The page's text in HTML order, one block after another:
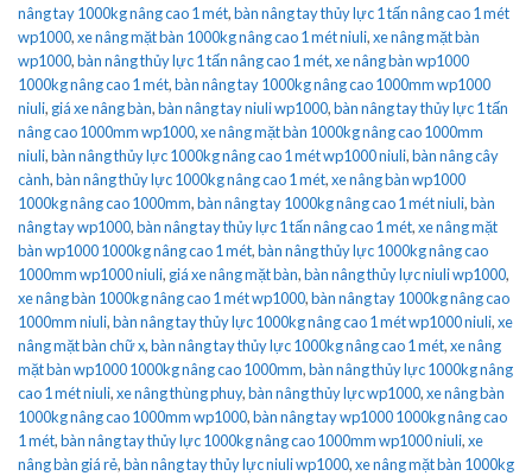
nâng tay 1000kg nâng cao 1 mét,bàn nâng tay thủy lực 1 tấn nâng cao 1 mét
wp1000,xe nâng mặt bàn 1000kg nâng cao 1 mét niuli,xe nâng mặt bàn
wp1000,bàn nâng thủy lực 1 tấn nâng cao 1 mét,xe nâng bàn wp1000
1000kg nâng cao 1 mét,bàn nâng tay 1000kg nâng cao 1000mm wp1000
niuli, giá xe nâng bàn,bàn nâng tay niuli wp1000,bàn nâng tay thủy lực 1 tấn
nâng cao 1000mm wp1000,xe nâng mặt bàn 1000kg nâng cao 1000mm
niuli,bàn nâng thủy lực 1000kg nâng cao 1 mét wp1000 niuli,bàn nâng cây
cành,bàn nâng thủy lực 1000kg nâng cao 1 mét,xe nâng bàn wp1000
1000kg nâng cao 1000mm,bàn nâng tay 1000kg nâng cao 1 mét niuli,bàn
nâng tay wp1000,bàn nâng tay thủy lực 1 tấn nâng cao 1 mét,xe nâng mặt
bàn wp1000 1000kg nâng cao 1 mét,bàn nâng thủy lực 1000kg nâng cao
1000mm wp1000 niuli, giá xe nâng mặt bàn,bàn nâng thủy lực niuli wp1000,
xe nâng bàn 1000kg nâng cao 1 mét wp1000,bàn nâng tay 1000kg nâng cao
1000mm niuli,bàn nâng tay thủy lực 1000kg nâng cao 1 mét wp1000 niuli,xe
nâng mặt bàn chữ x,bàn nâng tay thủy lực 1000kg nâng cao 1 mét,xe nâng
mặt bàn wp1000 1000kg nâng cao 1000mm,bàn nâng thủy lực 1000kg nâng
cao 1 mét niuli,xe nâng thùng phuy,bàn nâng thủy lực wp1000,xe nâng bàn
1000kg nâng cao 1000mm wp1000,bàn nâng tay wp1000 1000kg nâng cao
1 mét,bàn nâng tay thủy lực 1000kg nâng cao 1000mm wp1000 niuli,xe
nâng bàn giá rẻ,bàn nâng tay thủy lực niuli wp1000,xe nâng mặt bàn 1000kg